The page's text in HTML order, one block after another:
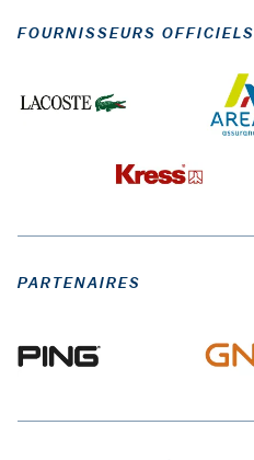
FOURNISSEURS OFFICIELS
PARTENAIRES